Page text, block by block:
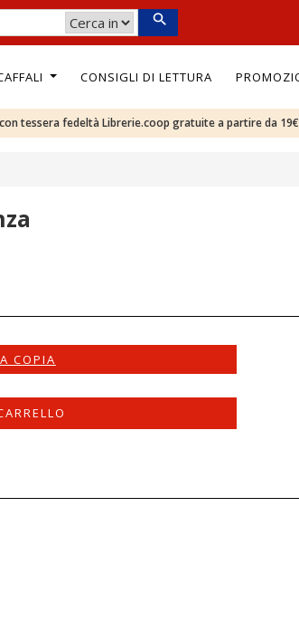
CONSIGLI DI LETTURA
tessera fedeltà Librerie.coop gratuite a partire da
COPIA